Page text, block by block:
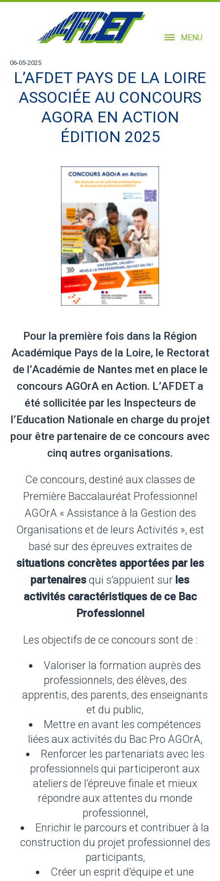
MENU
06-05-2025
L’AFDET PAYS DE LA LOIRE
ASSOCIÉE AU CONCOURS
AGORA EN ACTION
ÉDITION 2025
Pour la première fois dans la Région
Académique Pays de la Loire, le Rectorat
de l’Académie de Nantes met en place le
concours AGOrA en Action. L’AFDET a
été sollicitée par les Inspecteurs de
l’Education Nationale en charge du projet
pour être partenaire de ce concours avec
cinq autres organisations.
Ce concours, destiné aux classes de
Première Baccalauréat Professionnel
AGOrA « Assistance à la Gestion des
Organisations et de leurs Activités », est
basé sur des épreuves extraites de
situations concrètes apportées par les
partenaires qui s’appuient sur les
activités caractéristiques de ce Bac
Professionnel
Les objectifs de ce concours sont de :
Valoriser la formation auprès des
professionnels, des élèves, des
apprentis, des parents, des enseignants
et du public,
Mettre en avant les compétences
liées aux activités du Bac Pro AGOrA,
Renforcer les partenariats avec les
professionnels qui participeront aux
ateliers de l’épreuve finale et mieux
répondre aux attentes du monde
professionnel,
Enrichir le parcours et contribuer à la
construction du projet professionnel des
participants,
Créer un esprit d’équipe et une